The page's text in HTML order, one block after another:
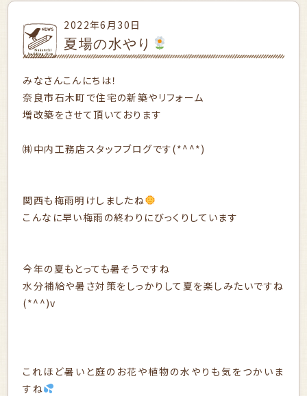
2022年6月30日
夏場の水やり
みなさんこんにちは！
奈良市石木町で住宅の新築やリフォーム
増改築をさせて頂いております
㈱中内工務店スタッフブログです(*^^*)
関西も梅雨明けしましたね
こんなに早い梅雨の終わりにびっくりしています
今年の夏もとっても暑そうですね
水分補給や暑さ対策をしっかりして夏を楽しみたいですね
(*^^)v
これほど暑いと庭のお花や植物の水やりも気をつかいま
すね